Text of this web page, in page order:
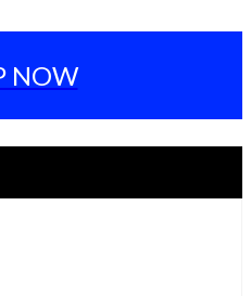
NOW